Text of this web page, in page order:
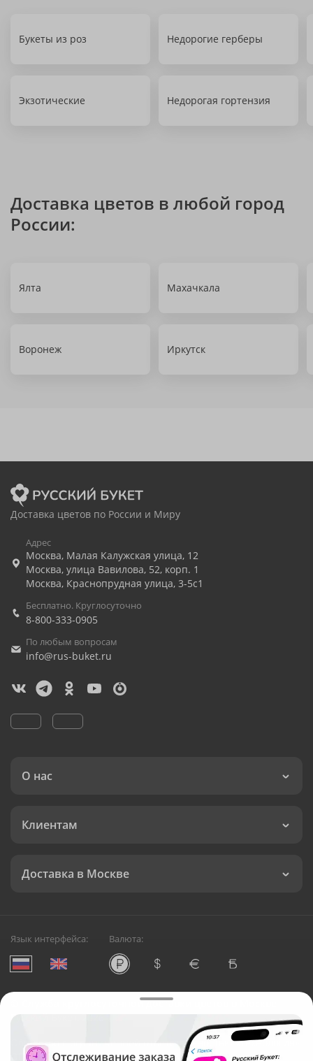
Букеты из роз Недорогие герберы
Экзотические Недорогая гортензия
Доставка цветов в любой город
России:
Ялта Махачкала
Воронеж Иркутск
Доставка цветов по России и Миру
Адрес
Москва, Малая Калужская улица, 12
Москва, улица Вавилова, 52, корп. 1
Москва, Краснопрудная улица, 3-5с1
Бесплатно. Круглосуточно
8-800-333-0905
По любым вопросам
info@rus-buket.ru
О нас
Клиентам
Доставка в Москве
Язык интерфейса: Валюта:
Служба круглосуточной доставки цветов в Москве
Русский Букет, 2026
Общество с ограниченной ответственностью «Технология»
ОГРН: 1195476081745, ИНН: 5410081997